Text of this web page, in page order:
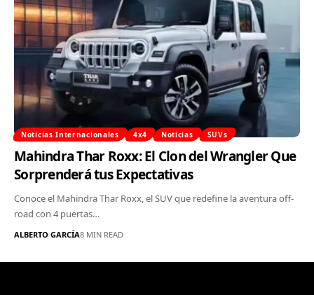
Noticias Internacionales 4x4 Noticias SUVs
Mahindra Thar Roxx: El Clon del Wrangler Que
Sorprenderá tus Expectativas
Conoce el Mahindra Thar Roxx, el SUV que redefine la aventura off-
road con 4 puertas…
ALBERTO GARCÍA8 MIN READ